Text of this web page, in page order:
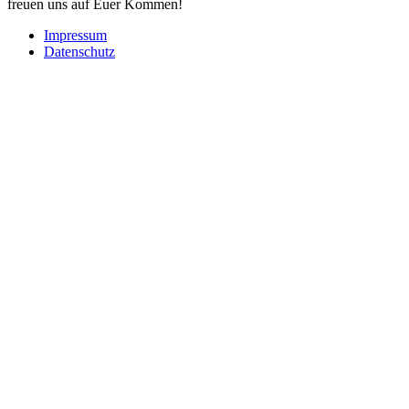
freuen uns auf Euer Kommen!
Impressum
Datenschutz